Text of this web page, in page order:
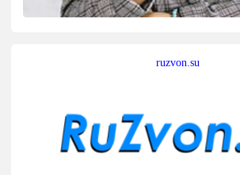
ruzvon.su